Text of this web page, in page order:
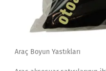
Araç Boyun Yastıkları